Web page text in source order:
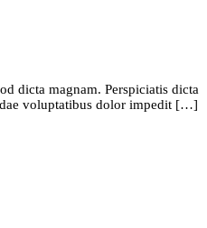
dicta magnam. Perspiciatis dicta
voluptatibus dolor impedit […]